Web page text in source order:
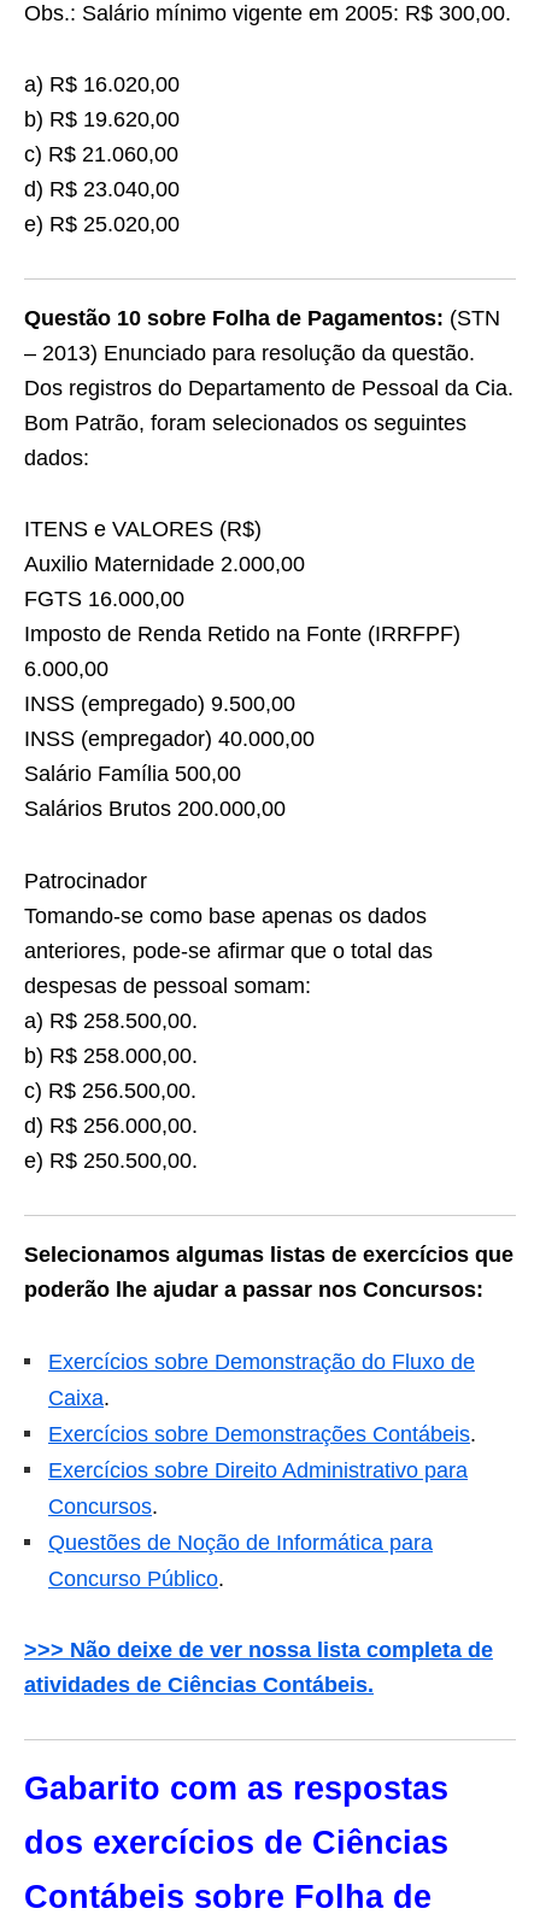
Obs.: Salário mínimo vigente em 2005: R$ 300,00.
a) R$ 16.020,00
b) R$ 19.620,00
c) R$ 21.060,00
d) R$ 23.040,00
e) R$ 25.020,00
Questão 10 sobre Folha de Pagamentos: (STN
– 2013) Enunciado para resolução da questão.
Dos registros do Departamento de Pessoal da Cia.
Bom Patrão, foram selecionados os seguintes
dados:
ITENS e VALORES (R$)
Auxilio Maternidade 2.000,00
FGTS 16.000,00
Imposto de Renda Retido na Fonte (IRRFPF)
6.000,00
INSS (empregado) 9.500,00
INSS (empregador) 40.000,00
Salário Família 500,00
Salários Brutos 200.000,00
Patrocinador
Tomando-se como base apenas os dados
anteriores, pode-se afirmar que o total das
despesas de pessoal somam:
a) R$ 258.500,00.
b) R$ 258.000,00.
c) R$ 256.500,00.
d) R$ 256.000,00.
e) R$ 250.500,00.
Selecionamos algumas listas de exercícios que
poderão lhe ajudar a passar nos Concursos:
Exercícios sobre Demonstração do Fluxo de
Caixa.
Exercícios sobre Demonstrações Contábeis.
Exercícios sobre Direito Administrativo para
Concursos.
Questões de Noção de Informática para
Concurso Público.
>>> Não deixe de ver nossa lista completa de
atividades de Ciências Contábeis.
Gabarito com as respostas
dos exercícios de Ciências
Contábeis sobre Folha de